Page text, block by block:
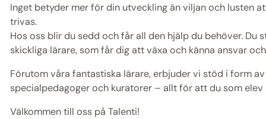
Inget betyder mer för din utveckling än viljan och lusten
trivas.
Hos oss blir du sedd och får all den hjälp du behöver.
skickliga lärare, som får dig att växa och känna ansvar
Förutom våra fantastiska lärare, erbjuder vi stöd i form
specialpedagoger och kuratorer – allt för att du som elev
Välkommen till oss på Talenti!